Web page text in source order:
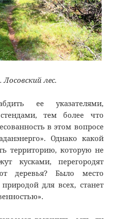
лес.
ее указателями,
тем более что
в этом вопросе
Однако какой
территорию, которую не
кусками, перегородят
деревья? Было место
для всех, станет